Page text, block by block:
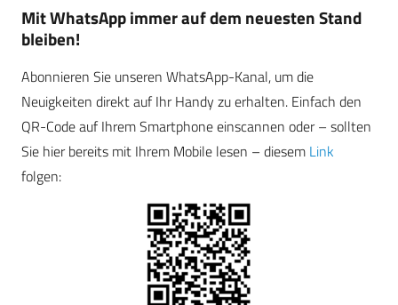
Mit WhatsApp immer auf dem neuesten Stand
bleiben!
Abonnieren Sie unseren WhatsApp-Kanal, um die
Neuigkeiten direkt auf Ihr Handy zu erhalten. Einfach den
QR-Code auf Ihrem Smartphone einscannen oder – sollten
Sie hier bereits mit Ihrem Mobile lesen – diesem Link
folgen: